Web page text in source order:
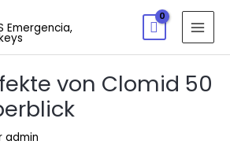
von Clomid 50
admin